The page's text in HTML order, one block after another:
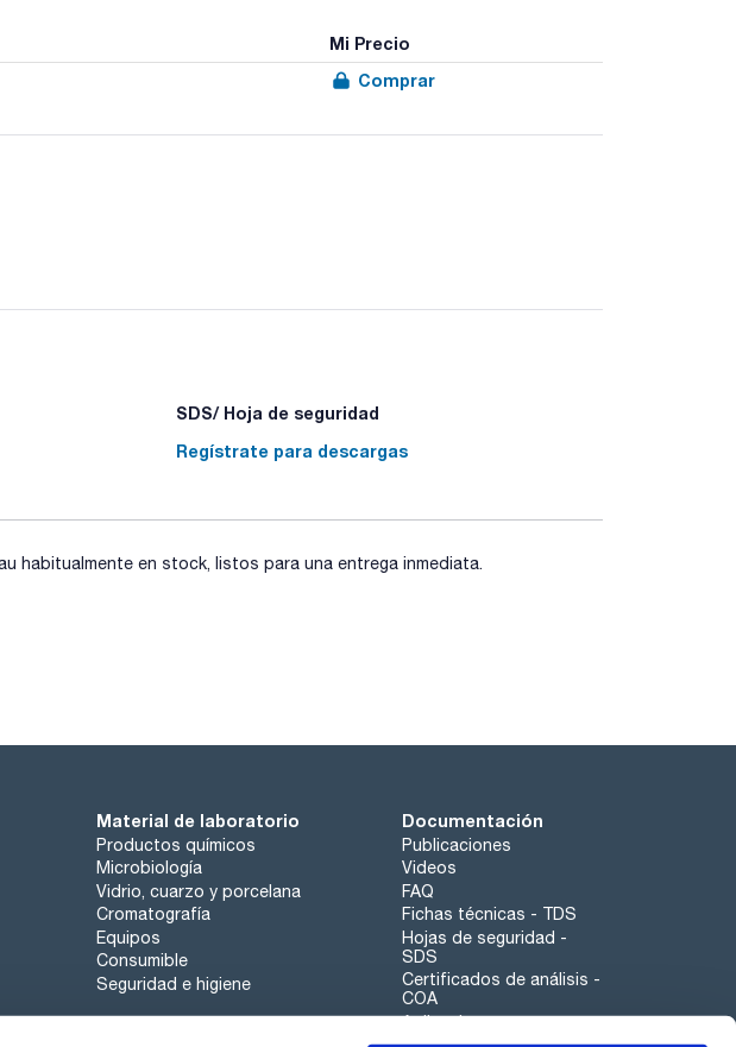
Mi Precio
Comprar
SDS/ Hoja de seguridad
Regístrate para descargas
habitualmente en stock, listos para una entrega inmediata.
Material de laboratorio
Productos químicos
Microbiología
Vidrio, cuarzo y porcelana
Cromatografía
Equipos
Consumible
Seguridad e higiene
Documentación
Publicaciones
Videos
FAQ
Fichas técnicas - TDS
Hojas de seguridad -
SDS
Certificados de análisis -
COA
Aplicaciones